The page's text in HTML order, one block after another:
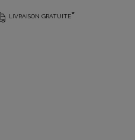
LIVRAISON GRATUITE*